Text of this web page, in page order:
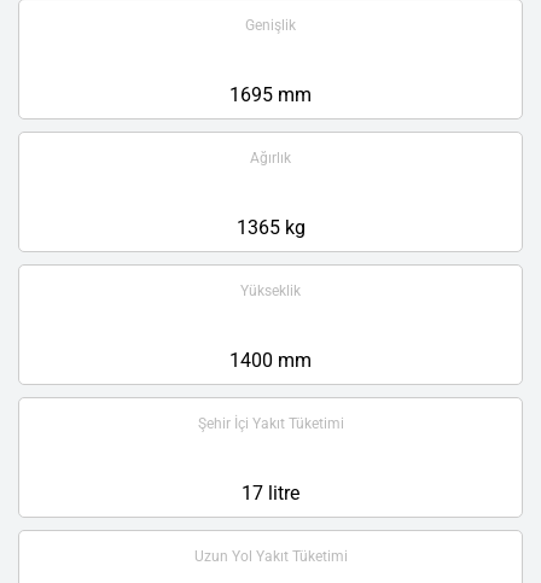
Genişlik
1695 mm
Ağırlık
1365 kg
Yükseklik
1400 mm
Şehir İçi Yakıt Tüketimi
17 litre
Uzun Yol Yakıt Tüketimi